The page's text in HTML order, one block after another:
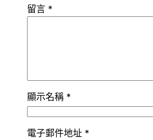
留言 *
顯示名稱 *
電子郵件地址 *